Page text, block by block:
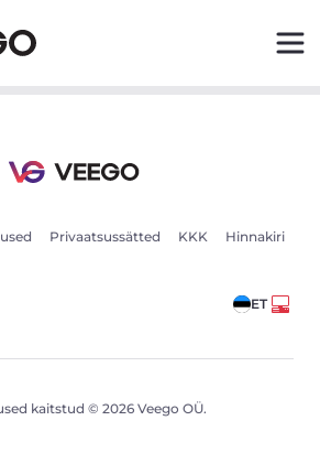
Privaatsussätted KKK Hinnakiri
ET
kaitstud © 2026 Veego OÜ.